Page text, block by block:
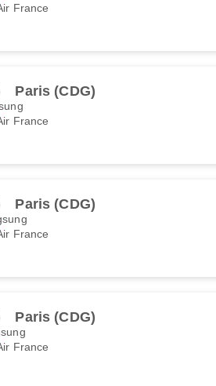
France
Paris (CDG)
France
Paris (CDG)
France
Paris (CDG)
France